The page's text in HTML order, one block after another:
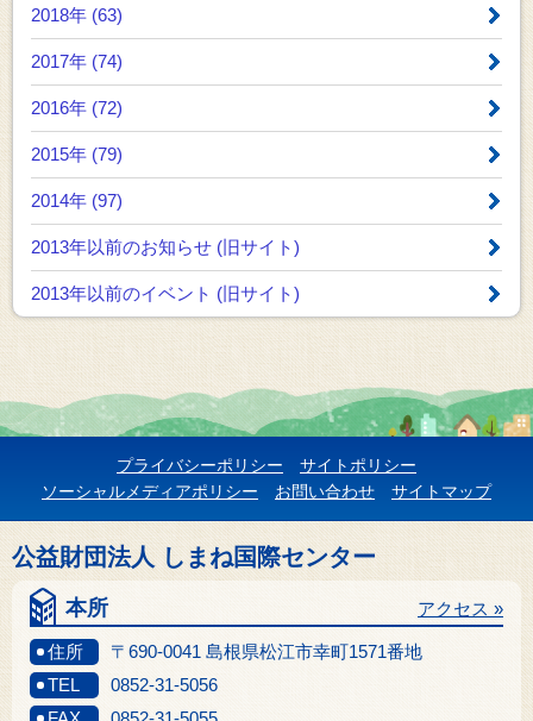
2018年 (63)
2017年 (74)
2016年 (72)
2015年 (79)
2014年 (97)
2013年以前のお知らせ (旧サイト)
2013年以前のイベント (旧サイト)
プライバシーポリシー
サイトポリシー
ソーシャルメディアポリシー
お問い合わせ サイトマップ
公益財団法人 しまね国際センター
本所
住所 〒690-0041 島根県松江市幸町1571番地
アクセス »
TEL
0852-31-5056